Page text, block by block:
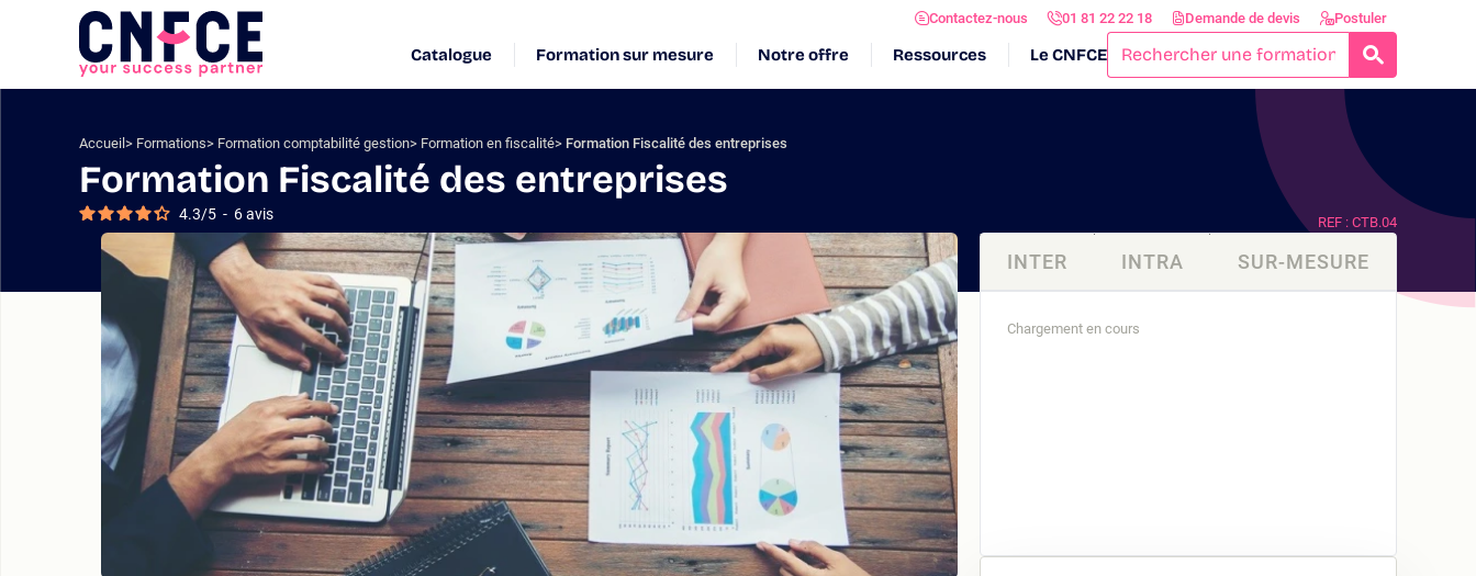
Aller
Logo
site
Contactez-nous 01 81 22 22 18 Demande de devis Postuler
Catalogue Formation sur mesure Notre offre Ressources Le CNFCE
Accueil Formations Formation comptabilité gestion Formation en fiscalité Formation Fiscalité des entreprises
Formation Fiscalité des entreprises
4.3/5 - 6avis REF : CTB.04
INTER INTRA SUR-MESURE